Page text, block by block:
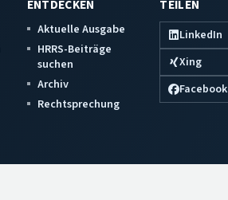
ENTDECKEN
Aktuelle Ausgabe
HRRS-Beiträge
suchen
Archiv
Rechtsprechung
TEILEN
LinkedIn
Xing
Facebook